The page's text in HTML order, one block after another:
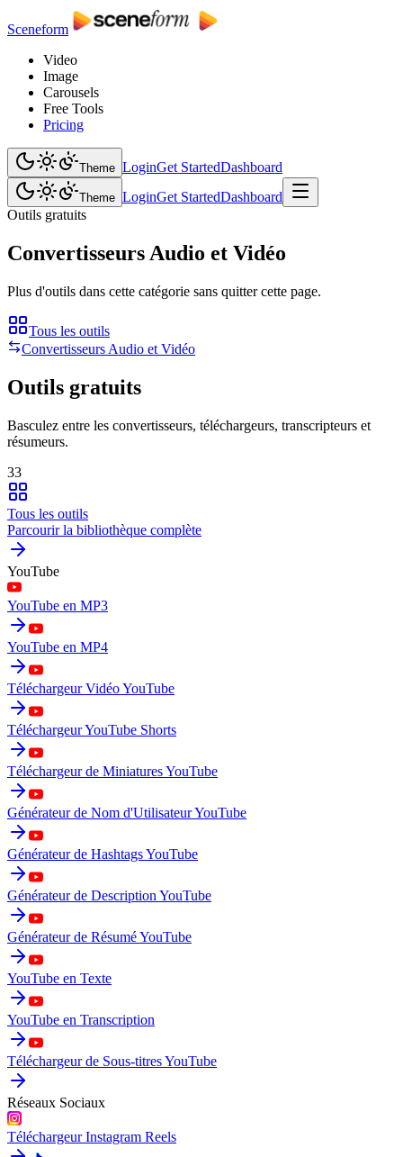
Sceneform
Video
Image
Carousels
Free Tools
Pricing
Theme LoginGet StartedDashboard
Theme LoginGet StartedDashboard
Outils gratuits
Convertisseurs Audio et Vidéo
Plus d'outils dans cette catégorie sans quitter cette page.
Tous les outils
Convertisseurs Audio et Vidéo
Outils gratuits
Basculez entre les convertisseurs, téléchargeurs, transcripteurs et
résumeurs.
33
Tous les outils
Parcourir la bibliothèque complète
YouTube
YouTube en MP3
YouTube en MP4
Téléchargeur Vidéo YouTube
Téléchargeur YouTube Shorts
Téléchargeur de Miniatures YouTube
Générateur de Nom d'Utilisateur YouTube
Générateur de Hashtags YouTube
Générateur de Description YouTube
Générateur de Résumé YouTube
YouTube en Texte
YouTube en Transcription
Téléchargeur de Sous-titres YouTube
Réseaux Sociaux
Téléchargeur Instagram Reels